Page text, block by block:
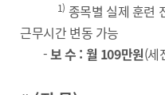
1) 종목별 실제 훈련
근무시간 변동 가능
-보 수 : 월 109만원(세